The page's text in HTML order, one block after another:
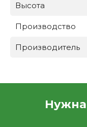
Высота
Производство
Производитель
Нужна